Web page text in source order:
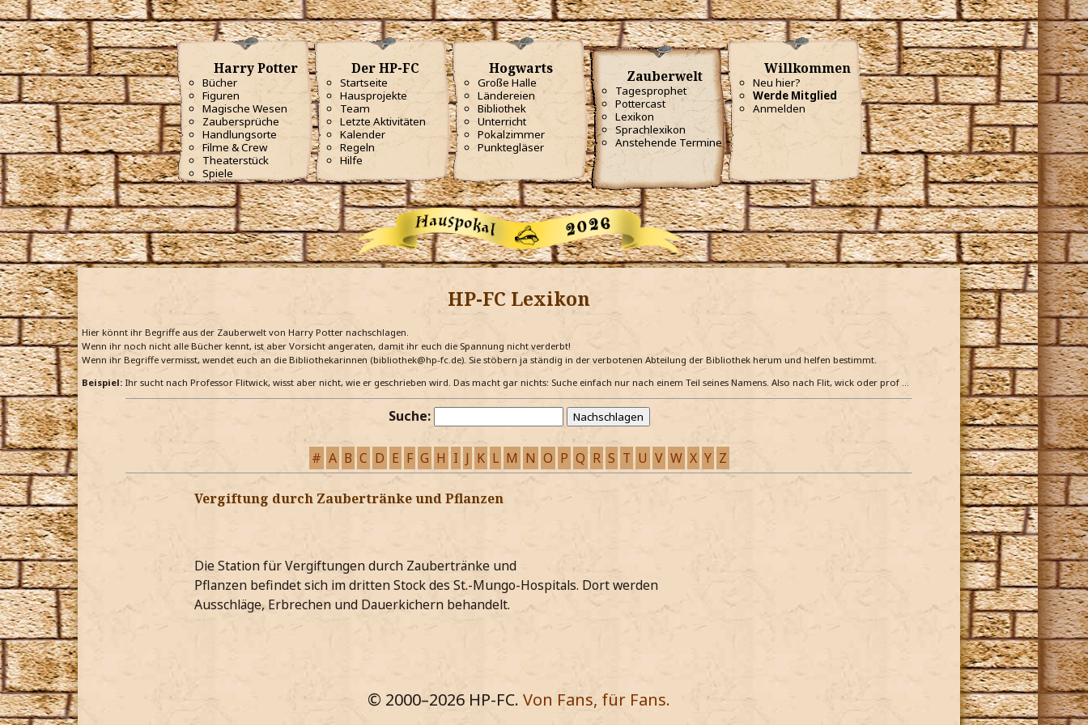
Harry Potter
Bücher
Figuren
Magische Wesen
Zaubersprüche
Handlungsorte
Filme & Crew
Theaterstück
Spiele
Der HP-FC
Startseite
Hausprojekte
Team
Letzte Aktivitäten
Kalender
Regeln
Hilfe
Hogwarts
Große Halle
Ländereien
Bibliothek
Unterricht
Pokalzimmer
Punktegläser
Zauberwelt
Tagesprophet
Pottercast
Lexikon
Sprachlexikon
Anstehende Termine
Willkommen
Neu hier?
Werde Mitglied
Anmelden
HP-FC Lexikon
Hier könnt ihr Begriffe aus der Zauberwelt von Harry Potter nachschlagen.
Wenn ihr noch nicht alle Bücher kennt, ist aber Vorsicht angeraten, damit ihr euch die Spannung nicht verderbt!
Wenn ihr Begriffe vermisst, wendet euch an die Bibliothekarinnen (bibliothek@hp-fc.de). Sie stöbern ja ständig in der verbotenen Abteilung der Bibliothek herum und helfen bestimmt.
Beispiel: Ihr sucht nach Professor Flitwick, wisst aber nicht, wie er geschrieben wird. Das macht gar nichts: Suche einfach nur nach einem Teil seines Namens. Also nach Flit, wick oder prof …
Suche:
# A B C D E F G H I J K L M N O P Q R S T U V W X Y Z
Vergiftung durch Zaubertränke und Pflanzen
Die Station für Vergiftungen durch Zaubertränke und
Pflanzen befindet sich im dritten Stock des St.-Mungo-Hospitals. Dort werden
Ausschläge, Erbrechen und Dauerkichern behandelt.
© 2000–2026 HP-FC. Von Fans, für Fans.